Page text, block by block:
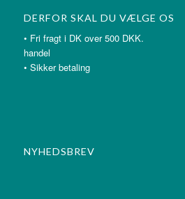
DERFOR SKAL DU VÆLGE OS
• Fri fragt i DK over
handel
• Sikker betaling
NYHEDSBREV